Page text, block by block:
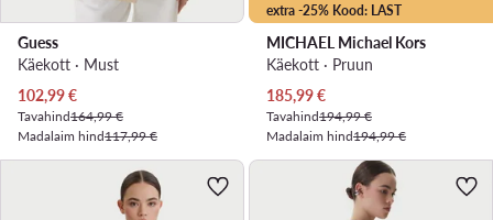
Guess
Käekott · Must
Praegune hind
102,99€
Tavahind164,99 €
Madalaim hind117,99 €
extra -25% Kood: LAST
MICHAEL Michael Kors
Käekott · Pruun
Praegune hind
185,99€
Tavahind194,99 €
Madalaim hind194,99 €